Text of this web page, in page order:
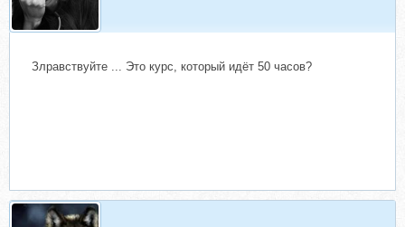
Злравствуйте ... Это курс, который идёт 50 часов?